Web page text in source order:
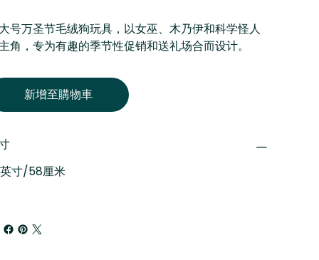
号万圣节毛绒狗玩具，以女巫、木乃伊和科学怪人
角，专为有趣的季节性促销和送礼场合而设计。
新增至購物車
寸/58厘米